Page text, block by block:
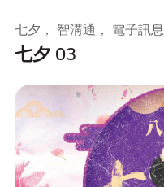
七夕 03
七夕， 智溝通， 電子訊息